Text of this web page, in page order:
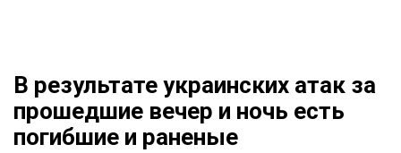
В результате украинских атак за
прошедшие вечер и ночь есть
погибшие и раненые